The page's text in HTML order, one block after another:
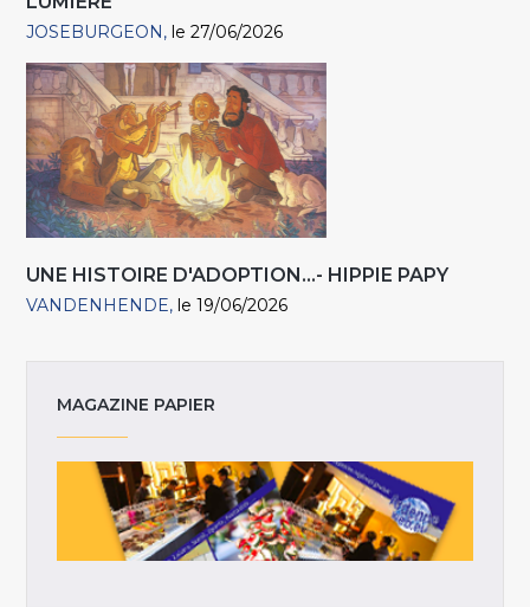
JOSEBURGEON le 27/06/2026
UNE HISTOIRE D'ADOPTION...- HIPPIE PAPY
VANDENHENDE le 19/06/2026
MAGAZINE PAPIER